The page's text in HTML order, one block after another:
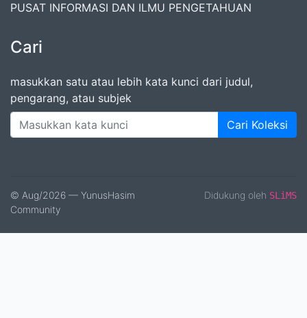
PUSAT INFORMASI DAN ILMU PENGETAHUAN
Cari
masukkan satu atau lebih kata kunci dari judul,
pengarang, atau subjek
Cari Koleksi
© Aug/2026 — YunusHasim
Community
Didukung oleh SLiMS